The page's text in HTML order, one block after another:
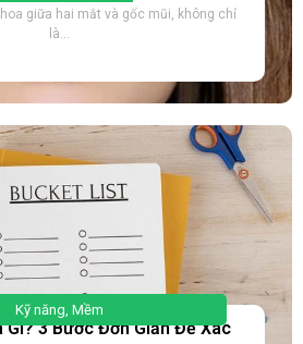
giữa hai mắt và gốc mũi, không chỉ
là...
Kỹ năng, Mềm
Gì? 3 Bước Đơn Giản Để Xác